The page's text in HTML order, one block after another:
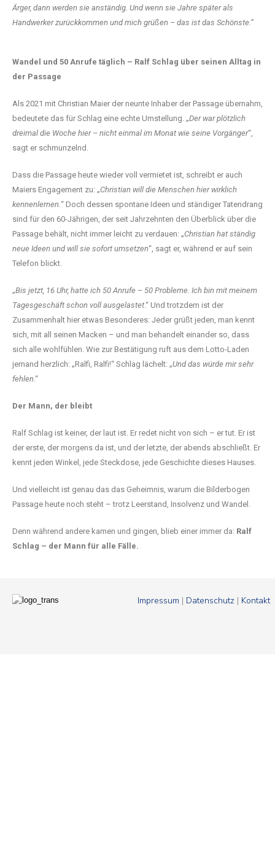
Ärger, dann werden sie anständig. Und wenn sie Jahre später als
Handwerker zurückkommen und mich grüßen – das ist das Schönste.“
Wandel und 50 Anrufe täglich – Ralf Schlag über seinen Alltag in
der Passage
Als 2021 mit Christian Maier der neunte Inhaber der Passage übernahm,
bedeutete das für Schlag eine echte Umstellung. „Der war plötzlich
dreimal die Woche hier – nicht einmal im Monat wie seine Vorgänger“,
sagt er schmunzelnd.
Dass die Passage heute wieder voll vermietet ist, schreibt er auch
Maiers Engagement zu: „Christian will die Menschen hier wirklich
kennenlernen.“ Doch dessen spontane Ideen und ständiger Tatendrang
sind für den 60-Jährigen, der seit Jahrzehnten den Überblick über die
Passage behält, nicht immer leicht zu verdauen: „Christian hat ständig
neue Ideen und will sie sofort umsetzen“, sagt er, während er auf sein
Telefon blickt.
„Bis jetzt, 16 Uhr, hatte ich 50 Anrufe – 50 Probleme. Ich bin mit meinem
Tagesgeschäft schon voll ausgelastet.“ Und trotzdem ist der
Zusammenhalt hier etwas Besonderes: Jeder grüßt jeden, man kennt
sich, mit all seinen Macken – und man behandelt einander so, dass
sich alle wohlfühlen. Wie zur Bestätigung ruft aus dem Lotto-Laden
jemand herzlich: „Ralfi, Ralfi!“ Schlag lächelt: „Und das würde mir sehr
fehlen.“
Der Mann, der bleibt
Ralf Schlag ist keiner, der laut ist. Er redet nicht von sich – er tut. Er ist
der erste, der morgens da ist, und der letzte, der abends abschließt. Er
kennt jeden Winkel, jede Steckdose, jede Geschichte dieses Hauses.
Und vielleicht ist genau das das Geheimnis, warum die Bilderbogen
Passage heute noch steht – trotz Leerstand, Insolvenz und Wandel.
Denn während andere kamen und gingen, blieb einer immer da: Ralf
Schlag – der Mann für alle Fälle.
Impressum | Datenschutz | Kontakt